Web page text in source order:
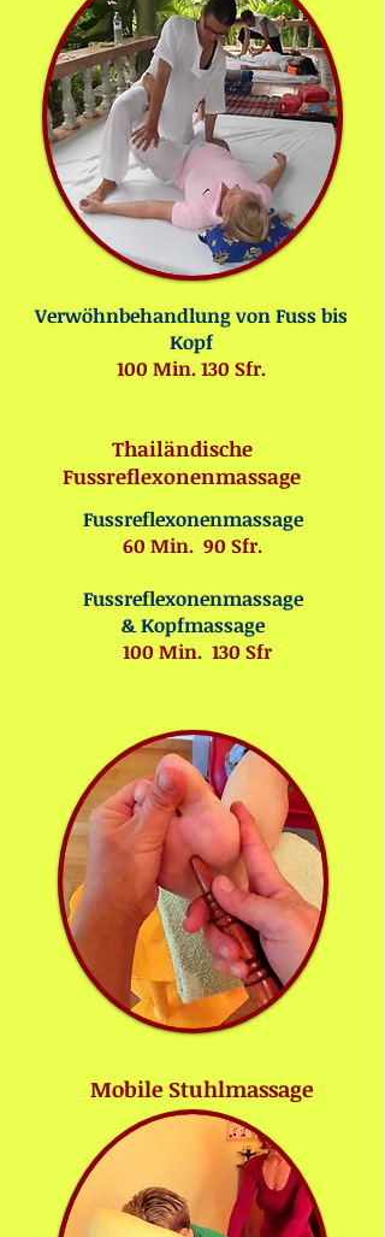
Verwöhnbehandlung von Fuss bis
Kopf
100 Min. 130 Sfr.
Thailändische
Fussreflexonenmassage
Fussreflexonenmassage
60 Min. 90 Sfr.
Fussreflexonenmassage
& Kopfmassage
100 Min. 130 Sfr
Mobile Stuhlmassage